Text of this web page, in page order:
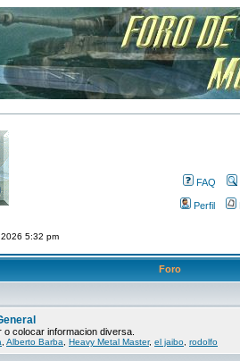
FAQ
Perfil
5:32 pm
Foro
o colocar informacion diversa.
Alberto Barba Heavy Metal Master, el jaibo rodolfo